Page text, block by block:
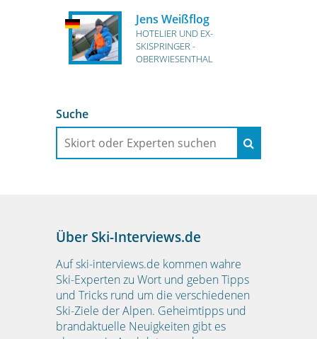
Jens Weißflog
HOTELIER UND EX-
SKISPRINGER -
OBERWIESENTHAL
Suche
Über Ski-Interviews.de
Auf ski-interviews.de kommen wahre
Ski-Experten zu Wort und geben Tipps
und Tricks rund um die verschiedenen
Ski-Ziele der Alpen. Geheimtipps und
brandaktuelle Neuigkeiten gibt es